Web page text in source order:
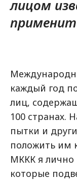
лицом
каждый год
лиц,
100 странах.
пытки и
положить им
МККК я лично
которые